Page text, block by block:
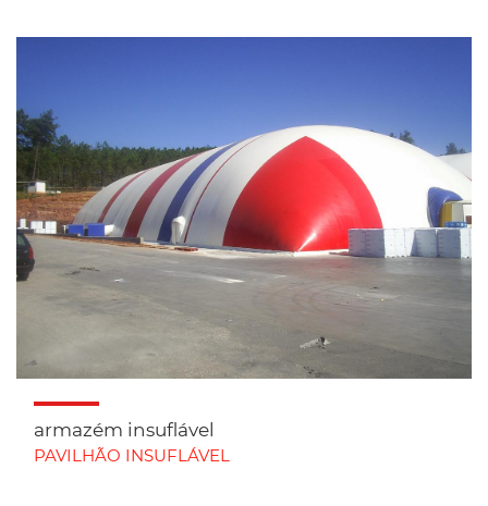
armazém insuflável
PAVILHÃO INSUFLÁVEL